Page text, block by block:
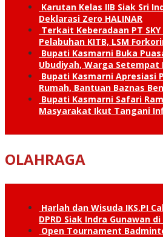
Karutan Kelas IIB Siak Sri
Deklarasi Zero HALINAR
Terkait Keberadaan PT
Pelabuhan KITB, LSM
Bupati Kasmarni Buka
Ubudiyah, Warga Setempat
Bupati Kasmarni Apresiasi
Rumah, Bantuan Baznas
Bupati Kasmarni Safari
Masyarakat Ikut Tangani
OLAHRAGA
Harlah dan Wisuda IKS.PI
DPRD Siak Indra Gunawan
Open Tournament